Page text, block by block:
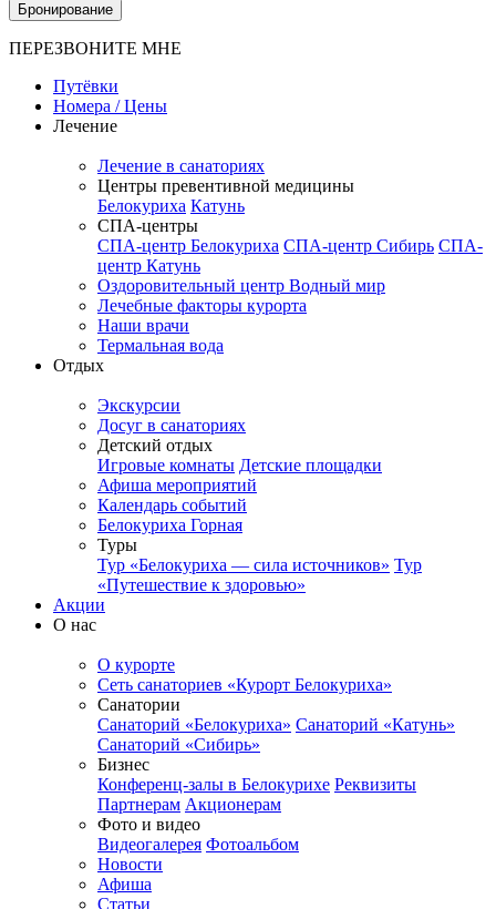
Бронирование
ПЕРЕЗВОНИТЕ МНЕ
Путёвки
Номера / Цены
Лечение
Лечение в санаториях
Центры превентивной медицины
Белокуриха Катунь
СПА-центры
СПА-центр Белокуриха СПА-центр Сибирь СПА-
центр Катунь
Оздоровительный центр Водный мир
Лечебные факторы курорта
Наши врачи
Термальная вода
Отдых
Экскурсии
Досуг в санаториях
Детский отдых
Игровые комнаты Детские площадки
Афиша мероприятий
Календарь событий
Белокуриха Горная
Туры
Тур «Белокуриха — сила источников» Тур
«Путешествие к здоровью»
Акции
О нас
О курорте
Сеть санаториев «Курорт Белокуриха»
Санатории
Санаторий «Белокуриха» Санаторий «Катунь»
Санаторий «Сибирь»
Бизнес
Конференц-залы в Белокурихе Реквизиты
Партнерам Акционерам
Фото и видео
Видеогалерея Фотоальбом
Новости
Афиша
Статьи